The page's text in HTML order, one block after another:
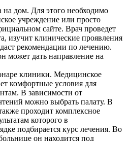
дом. Для этого необходимо
учреждение или просто
сайте. Врач проведет
изучит клинические проявления
рекомендации по лечению.
может дать направление на
клиники. Медицинское
комфортные условия для
В зависимости от
можно выбрать палату. В
проходит комплексное
которого в
подбирается курс лечения. Во
он находится под